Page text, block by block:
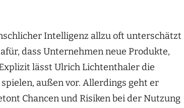
Intelligenz allzu oft unterschätzt
dass Unternehmen neue Produkte,
lässt Ulrich Lichtenthaler die
außen vor. Allerdings geht er
Chancen und Risiken bei der Nutzung